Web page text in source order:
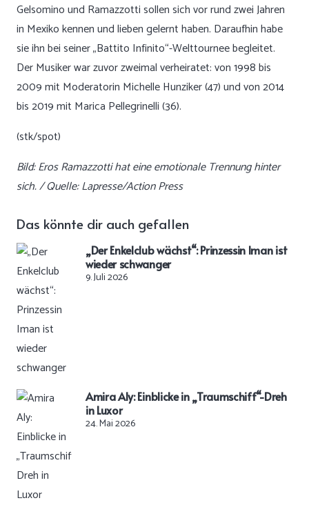
Gelsomino und Ramazzotti sollen sich vor rund zwei Jahren
in Mexiko kennen und lieben gelernt haben. Daraufhin habe
sie ihn bei seiner „Battito Infinito“-Welttournee begleitet.
Der Musiker war zuvor zweimal verheiratet: von 1998 bis
2009 mit Moderatorin Michelle Hunziker (47) und von 2014
bis 2019 mit Marica Pellegrinelli (36).
(stk/spot)
Bild: Eros Ramazzotti hat eine emotionale Trennung hinter
sich. / Quelle: Lapresse/Action Press
Das könnte dir auch gefallen
„Der Enkelclub wächst“: Prinzessin Iman ist
wieder schwanger
9. Juli 2026
Amira Aly: Einblicke in „Traumschiff“-Dreh
in Luxor
24. Mai 2026